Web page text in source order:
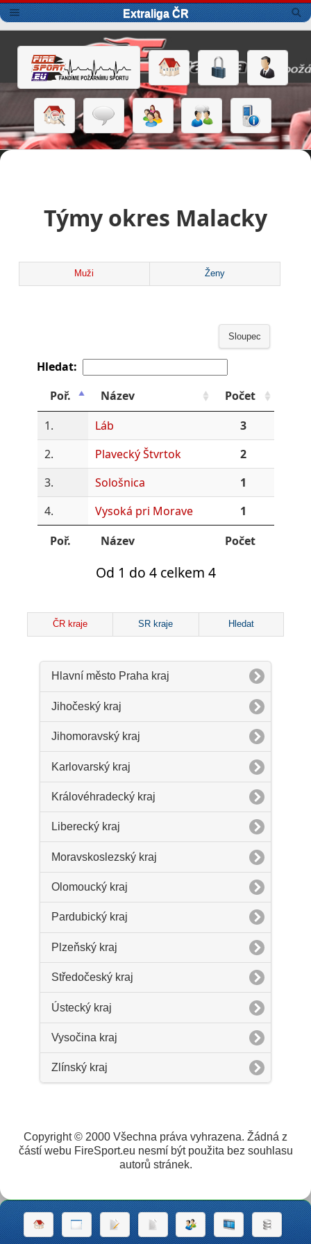
Extraliga ČR
Týmy okres Malacky
Muži Ženy
Sloupec
Hledat:
Poř.
Název
Počet
1.
Láb
3
2.
Plavecký Štvrtok
2
3.
Sološnica
1
4.
Vysoká pri Morave
1
Poř.
Název Počet
Od 1 do 4 celkem 4
ČR kraje SR kraje Hledat
Hlavní město Praha kraj
Jihočeský kraj
Jihomoravský kraj
Karlovarský kraj
Královéhradecký kraj
Liberecký kraj
Moravskoslezský kraj
Olomoucký kraj
Pardubický kraj
Plzeňský kraj
Středočeský kraj
Ústecký kraj
Vysočina kraj
Zlínský kraj
Copyright © 2000 Všechna práva vyhrazena. Žádná z
částí webu FireSport.eu nesmí být použita bez souhlasu
autorů stránek.